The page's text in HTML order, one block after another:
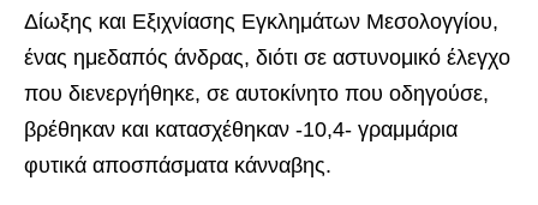
Δίωξης και Εξιχνίασης Εγκλημάτων Μεσολογγίου,
ένας ημεδαπός άνδρας, διότι σε αστυνομικό έλεγχο
που διενεργήθηκε, σε αυτοκίνητο που οδηγούσε,
βρέθηκαν και κατασχέθηκαν -10,4- γραμμάρια
φυτικά αποσπάσματα κάνναβης.